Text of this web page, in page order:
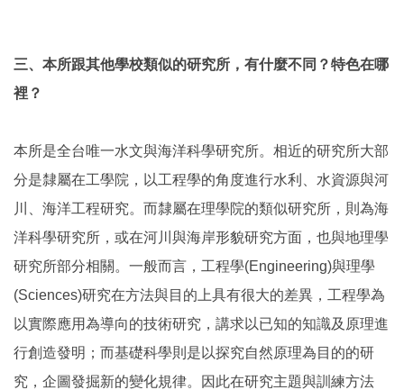
三、本所跟其他學校類似的研究所，有什麼不同？特色在哪
裡？
本所是全台唯一水文與海洋科學研究所。相近的研究所大部
分是隸屬在工學院，以工程學的角度進行水利、水資源與河
川、海洋工程研究。而隸屬在理學院的類似研究所，則為海
洋科學研究所，或在河川與海岸形貌研究方面，也與地理學
研究所部分相關。一般而言，工程學(Engineering)與理學
(Sciences)研究在方法與目的上具有很大的差異，工程學為
以實際應用為導向的技術研究，講求以已知的知識及原理進
行創造發明；而基礎科學則是以探究自然原理為目的的研
究，企圖發掘新的變化規律。因此在研究主題與訓練方法